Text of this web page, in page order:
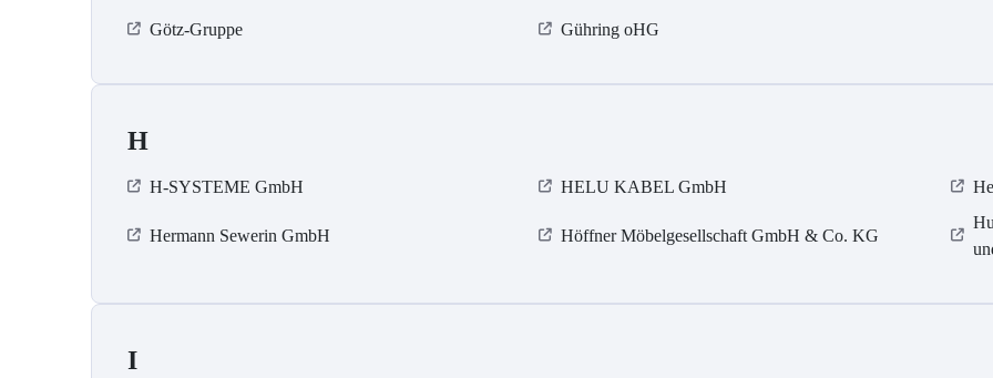
Götz-Gruppe Gühring oHG
H
H-SYSTEME GmbH HELU KABEL GmbH
Hermann Sewerin GmbH Höffner Möbelgesellschaft GmbH & Co. KG
I